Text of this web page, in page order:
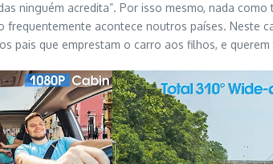
ninguém acredita”. Por isso mesmo, nada
acontece noutros países. Neste
pais que emprestam o carro aos filhos, e